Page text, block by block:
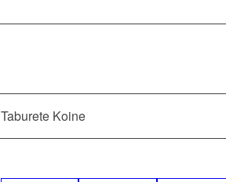
Taburete Koine